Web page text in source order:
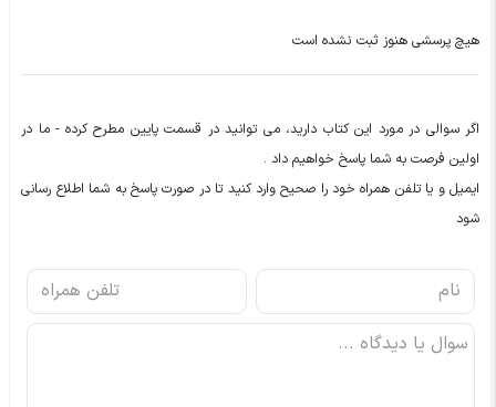
هیچ پرسشی هنوز ثبت نشده است
اگر سوالی در مورد این کتاب دارید، می توانید در قسمت پایین مطرح کرده - ما در
اولین فرصت به شما پاسخ خواهیم داد .
ایمیل و یا تلفن همراه خود را صحیح وارد کنید تا در صورت پاسخ به شما اطلاع رسانی
شود